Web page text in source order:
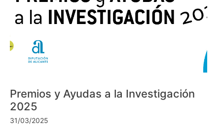
Premios y Ayudas a la Investigación
2025
31/03/2025